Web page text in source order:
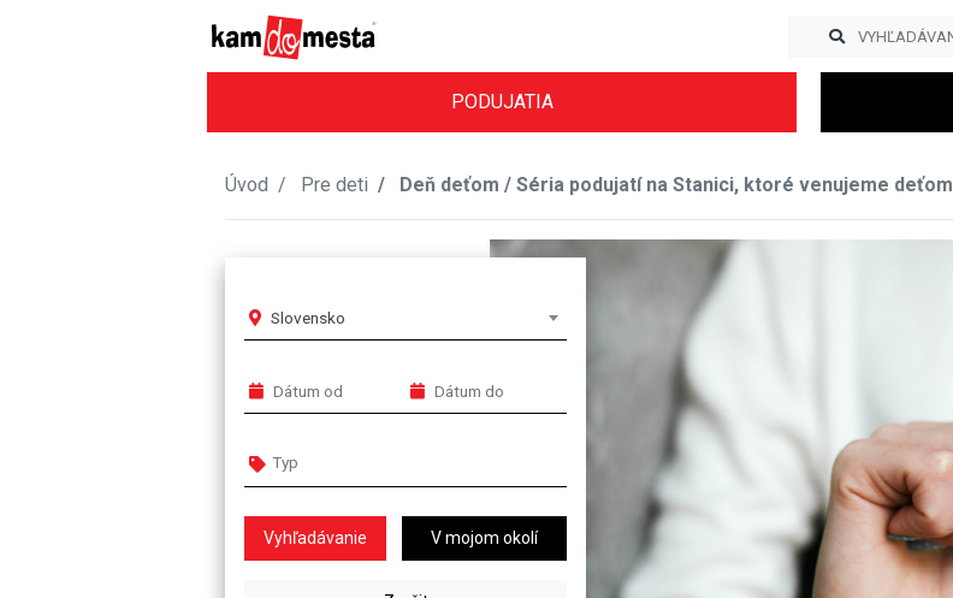
PODUJATIA
Úvod Pre deti Deň deťom / Séria podujatí na Stanici, ktoré venujeme deťom
Slovensko
V mojom okolí